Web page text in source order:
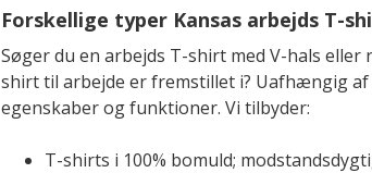
Forskellige typer Kansas arbejds T-
Søger du en arbejds T-shirt med V-hals
shirt til arbejde er fremstillet i? Uafhængig
egenskaber og funktioner. Vi tilbyder:
T-shirts i 100% bomuld;